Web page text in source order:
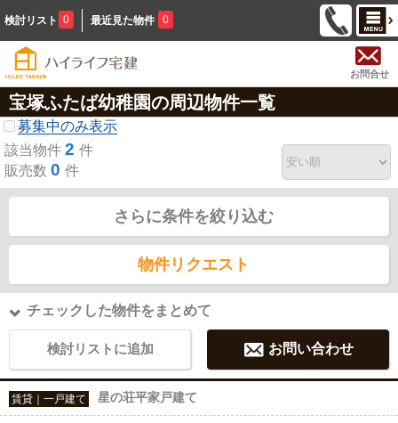
検討リスト 0 最近見た物件 0
お問合せ
宝塚ふたば幼稚園の周辺物件一覧
募集中のみ表示
該当物件 2 件
販売数 0 件
さらに条件を絞り込む
物件リクエスト
チェックした物件をまとめて
検討リストに追加 お問い合わせ
賃貸｜一戸建て 星の荘平家戸建て